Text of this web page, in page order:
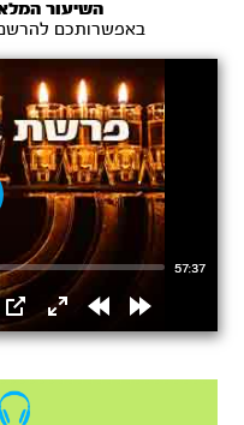
השיעור
באפשרותכם להרשם
57:37
PIP
EnterRewindForward